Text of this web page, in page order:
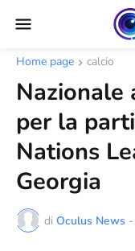
Home page calcio
Nazionale
per la
Nations
Georgia
di Oculus News -